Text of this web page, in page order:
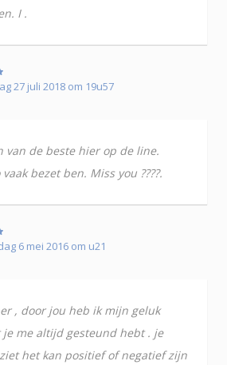
I .
27 juli 2018 om 19u57
van de beste hier op de line.
bezet ben. Miss you ????.
6 mei 2016 om u21
, door jou heb ik mijn geluk
je me altijd gesteund hebt . je
het kan positief of negatief zijn